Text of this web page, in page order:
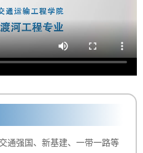
通强国、新基建、一带一路等